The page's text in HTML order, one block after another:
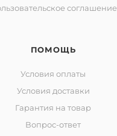
соглашение
ПОМОЩЬ
Условия оплаты
Условия доставки
Гарантия на товар
Вопрос-ответ